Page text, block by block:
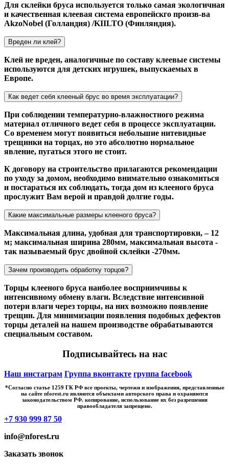
Для склейки бруса используется только самая экологичная
и качественная клеевая система европейскго произв-ва
AkzoNobel (Голландия) /KIILTO (Финляндия).
Вреден ли клей?
Клей не вреден, аналогичные по составу клеевые системы
используются для детских игрушек, выпускаемых в
Европе.
Как ведет себя клееный брус во время эксплуатации?
При соблюдении температурно-влажностного режима
материал отличного ведет себя в процессе эксплуатации.
Со временем могут появиться небольшие нитевидные
трещинки на торцах, но это абсолютно нормальное
явление, пугаться этого не стоит.
К договору на строительство прилагаются рекомендации
по уходу за домом, необходимо внимательно ознакомиться
и постараться их соблюдать, тогда дом из клееного бруса
прослужит Вам верой и правдой долгие годы.
Какие максимальные размеры клееного бруса?
Максимальная длина, удобная для транспортировки, – 12
м; максимальная ширина 280мм, максимальная высота -
так называемый брус двойной склейки -270мм.
Зачем производить обработку торцов?
Торцы клееного бруса наиболее восприимчивы к
интенсивному обмену влаги. Вследствие интенсивной
потери влаги через торцы, на них возможно появление
трещин. Для минимизации появления подобных дефектов
торцы деталей на нашем производстве обрабатываются
специальным составом.
Подписывайтесь на нас
Наш инстаграм Группа вконтакте группа facebook
*Cогласно статье 1259 ГК РФ все проекты, чертежи и изображения, представленные
на сайте nforest.ru являются объектами авторского права и охраняются
законодательством РФ. копирование, использование их без разрешения
правообладателя запрещено.
+7 930 999 87 50
info@nforest.ru
Заказать звонок